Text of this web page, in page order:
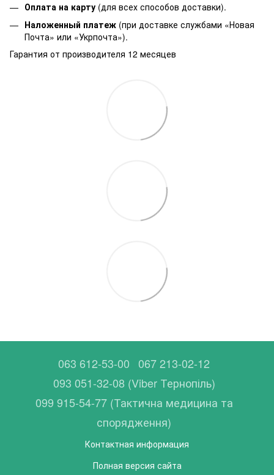
Оплата на карту (для всех способов доставки).
Наложенный платеж (при доставке службами «Новая
Почта» или «Укрпочта»).
Гарантия от производителя 12 месяцев
063 612-53-00 067 213-02-12
093 051-32-08 (Viber Тернопіль)
099 915-54-77 (Тактична медицина та
спорядження)
Контактная информация
Полная версия сайта